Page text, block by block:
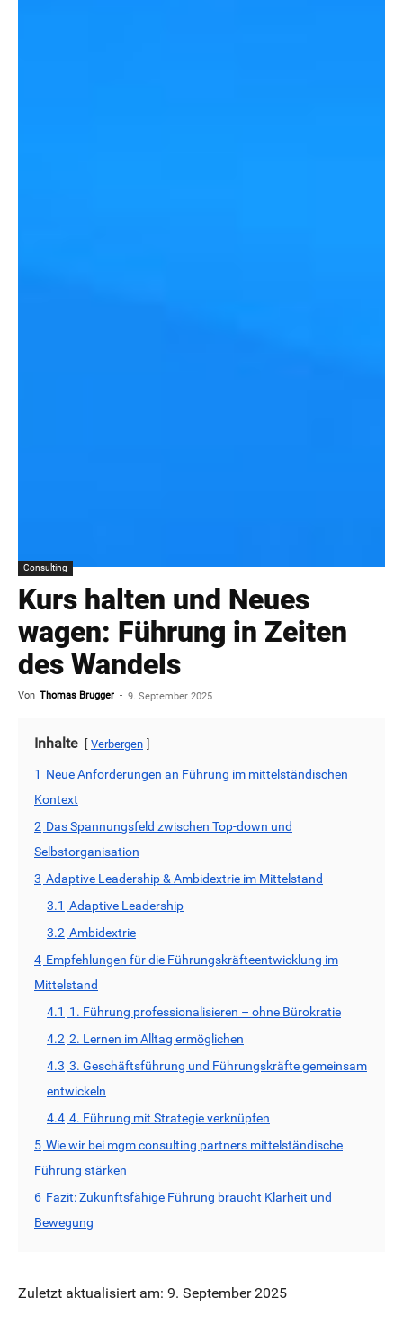
Consulting
Kurs halten und Neues
wagen: Führung in Zeiten
des Wandels
Von Thomas Brugger - 9. September 2025
Inhalte Verbergen
1 Neue Anforderungen an Führung im mittelständischen
Kontext
2 Das Spannungsfeld zwischen Top-down und
Selbstorganisation
3 Adaptive Leadership & Ambidextrie im Mittelstand
3.1 Adaptive Leadership
3.2 Ambidextrie
4 Empfehlungen für die Führungskräfteentwicklung im
Mittelstand
4.1 1. Führung professionalisieren – ohne Bürokratie
4.2 2. Lernen im Alltag ermöglichen
4.3 3. Geschäftsführung und Führungskräfte gemeinsam
entwickeln
4.4 4. Führung mit Strategie verknüpfen
5 Wie wir bei mgm consulting partners mittelständische
Führung stärken
6 Fazit: Zukunftsfähige Führung braucht Klarheit und
Bewegung
Zuletzt aktualisiert am: 9. September 2025